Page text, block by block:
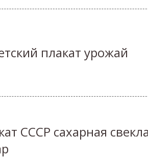
плакат урожай
СССР сахарная